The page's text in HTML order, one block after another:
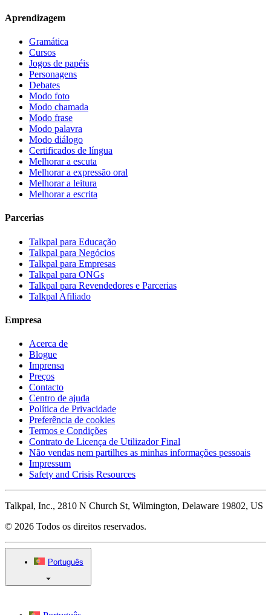
Aprendizagem
Gramática
Cursos
Jogos de papéis
Personagens
Debates
Modo foto
Modo chamada
Modo frase
Modo palavra
Modo diálogo
Certificados de língua
Melhorar a escuta
Melhorar a expressão oral
Melhorar a leitura
Melhorar a escrita
Parcerias
Talkpal para Educação
Talkpal para Negócios
Talkpal para Empresas
Talkpal para ONGs
Talkpal para Revendedores e Parcerias
Talkpal Afiliado
Empresa
Acerca de
Blogue
Imprensa
Preços
Contacto
Centro de ajuda
Política de Privacidade
Preferência de cookies
Termos e Condições
Contrato de Licença de Utilizador Final
Não vendas nem partilhes as minhas informações pessoais
Impressum
Safety and Crisis Resources
Talkpal, Inc., 2810 N Church St, Wilmington, Delaware 19802, US
© 2026 Todos os direitos reservados.
Português